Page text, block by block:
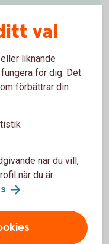
val
liknande
för dig. Det
förbättrar din
när du vill,
när du är
.